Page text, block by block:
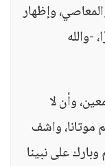
وإظهار
-والله
وأن لا
موتانا، واشف
على نبينا